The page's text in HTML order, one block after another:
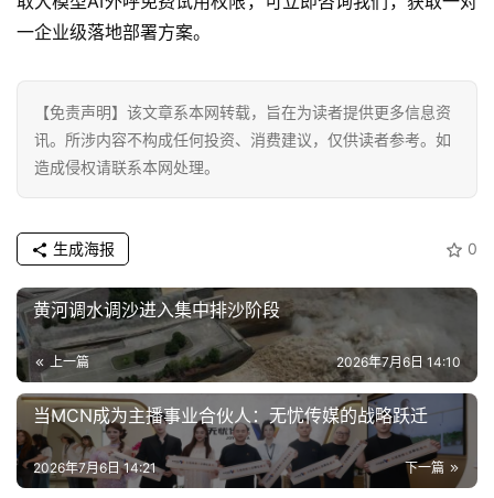
一企业级落地部署方案。
【免责声明】该文章系本网转载，旨在为读者提供更多信息资
讯。所涉内容不构成任何投资、消费建议，仅供读者参考。如
造成侵权请联系本网处理。
0
生成海报
黄河调水调沙进入集中排沙阶段
上一篇 2026年7月6日 14:10
当MCN成为主播事业合伙人：无忧传媒的战略跃迁
下一篇
2026年7月6日 14:21